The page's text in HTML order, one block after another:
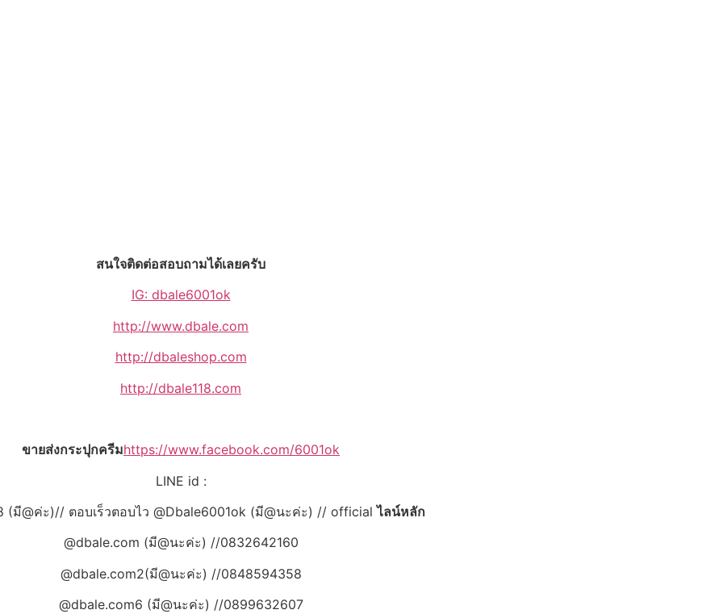
สนใจติดต่อสอบถามได้เลยครับ
IG: dbale6001ok
http://www.dbale.com
http://dbaleshop.com
http://dbale118.com
ขายส่งกระปุกครีมhttps://www.facebook.com/6001ok
LINE id :
(มี@ค่ะ)// ตอบเร็วตอบไว @Dbale6001ok (มี@นะค่ะ) // officialไลน์หลัก
@dbale.com (มี@นะค่ะ) //0832642160
@dbale.com2(มี@นะค่ะ) //0848594358
@dbale.com6 (มี@นะค่ะ) //0899632607